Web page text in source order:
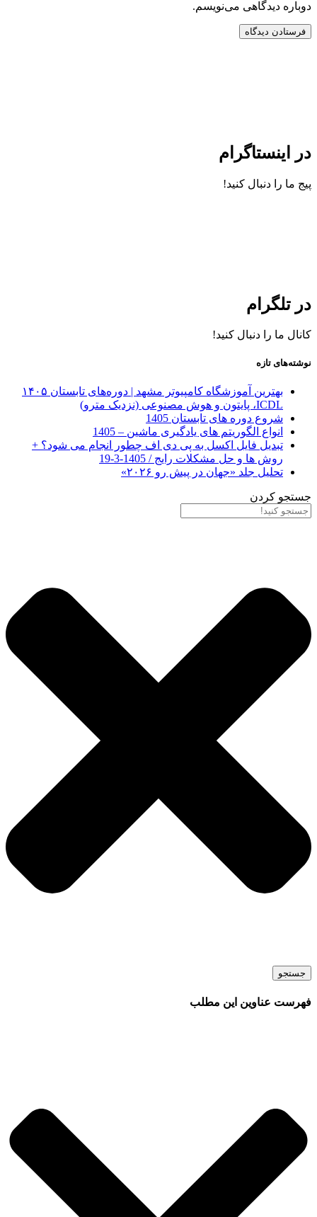
دوباره دیدگاهی می‌نویسم.
در اینستاگرام
پیج ما را دنبال کنید!
در تلگرام
کانال ما را دنبال کنید!
نوشته‌های تازه
بهترین آموزشگاه کامپیوتر مشهد | دوره‌های تابستان ۱۴۰۵
ICDL، پایتون و هوش مصنوعی (نزدیک مترو)
شروع دوره های تابستان 1405
انواع الگوریتم های یادگیری ماشین – 1405
تبدیل فایل اکسل به پی دی اف چطور انجام می شود؟ +
روش ها و حل مشکلات رایج / 1405-3-19
تحلیل جلد «جهان در پیش رو ۲۰۲۶»
جستجو کردن
جستجو
فهرست عناوین این مطلب